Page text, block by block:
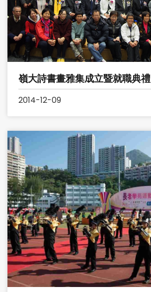
嶺大詩書畫雅集成立暨就職典禮
2014-12-09